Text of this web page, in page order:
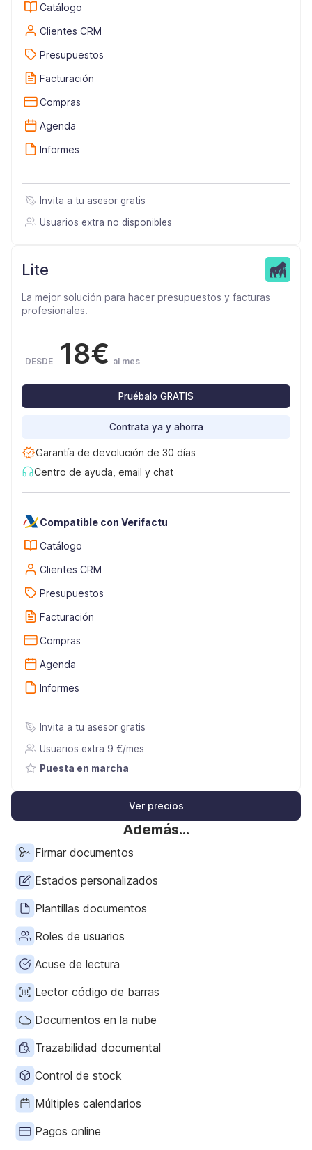
Catálogo
Clientes CRM
Presupuestos
Facturación
Compras
Agenda
Informes
Invita a tu asesor gratis
Usuarios extra no disponibles
Lite
La mejor solución para hacer presupuestos y facturas
profesionales.
DESDE 18€ al mes
Pruébalo GRATIS
Contrata ya y ahorra
Garantía de devolución de 30 días
Centro de ayuda, email y chat
Compatible con Verifactu
Catálogo
Clientes CRM
Presupuestos
Facturación
Compras
Agenda
Informes
Invita a tu asesor gratis
Usuarios extra 9 €/mes
Puesta en marcha
Ver precios
Además…
Firmar documentos
Estados personalizados
Plantillas documentos
Roles de usuarios
Acuse de lectura
Lector código de barras
Documentos en la nube
Trazabilidad documental
Control de stock
Múltiples calendarios
Pagos online